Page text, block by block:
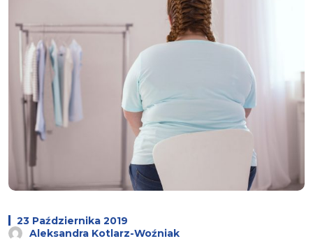
23 Października 2019
Aleksandra Kotlarz-Woźniak